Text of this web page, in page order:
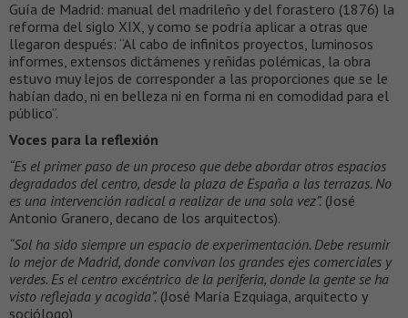
Guía de Madrid: manual del madrileño y del forastero (1876) la
reforma del siglo XIX, y como se podría aplicar a otras que
llegaron después: “Al cabo de infinitos proyectos, luminosos
informes, extensos dictámenes y reñidas polémicas, la obra
estuvo muy lejos de corresponder a las proporciones que se le
habían dado, ni en belleza ni en forma ni en comodidad para el
público”.
Voces para la reflexión
“Es el primer paso de un proceso que debe abordar otros espacios
degradados del centro, desde la plaza de España a las terrazas. No
es una intervención radical a realizar de una sola vez”. (José
Antonio Granero, decano de los arquitectos).
“Sol ha sido siempre un espacio de experimentación. Debe resumir
lo mejor de Madrid, donde convivan los grandes ejes comerciales y
verdes. Es el centro excéntrico de la periferia, donde la gente se ha
visto reflejada y acogida”. (José María Ezquiaga, arquitecto y
sociólogo)